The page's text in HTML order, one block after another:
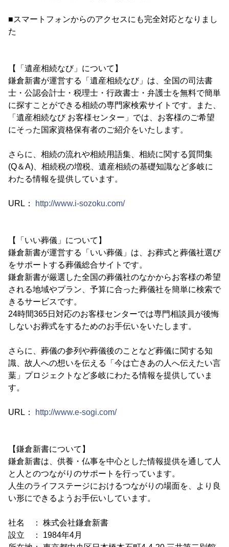
■スマートフォンからのアクセスにも完全対応となりまし
た
【「遺産相続なび」について】
鎌倉新書が運営する「遺産相続なび」は、全国の司法書
士・公認会計士・税理士・行政書士・弁護士を無料で簡単
に探すことができる相続の専門家検索サイトです。また、
「遺産相続なび お客様センター」では、お客様のご希望
にそった国家資格保有者のご紹介をいたします。
さらに、相続の流れや相続用語集、相続に関する質問集
(Q＆A)、相続税の増税、遺産相続の基礎知識など多岐に
わたる情報を提供しています。
URL： http://www.i-sozoku.com/
【「いい葬儀」について】
鎌倉新書が運営する「いい葬儀」は、お葬式と葬儀社選び
をサポートする葬儀総合サイトです。
鎌倉新書が厳選した全国の葬儀社のなかからお客様の希望
される地域やプラン、予算に合った葬儀社を簡単に検索で
きるサービスです。
24時間365日対応のお客様センターでは専門相談員が後悔
しないお葬式をするためのお手伝いをいたします。
さらに、葬儀の参列や葬儀後のことなど葬儀に関する知
識、故人への想いを伝える「今は亡きあの人へ伝えたい言
葉」プロジェクトなど多岐にわたる情報を提供していま
す。
URL： http://www.e-sogi.com/
【鎌倉新書について】
鎌倉新書は、供養・仏事を中心とした情報提供を通して人
と人とのつながりのサポートを行っています。
人生のライフステージにおけるつながりの場面を、より良
い形にできるようお手伝いしています。
社名 ： 株式会社鎌倉新書
設立 ： 1984年4月